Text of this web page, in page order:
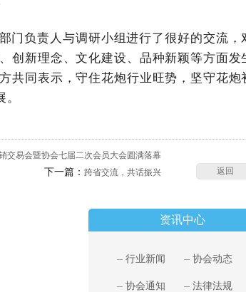
门负责人与调研小组进行了很好的交流，
创新理念、文化建设、品种新颖等方面发
共同表示，守住花炮行业旺势，坚守花炮
返回
交易会暨协会七届二次会员大会圆满落幕
下一篇： 跨省交流，共话振兴
资讯中心
行业新闻 协会动态
协会通知 法律法规